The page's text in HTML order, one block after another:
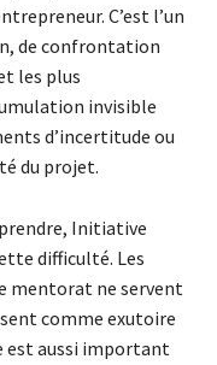
C’est l’un
de confrontation
les plus
invisible
d’incertitude ou
du projet.
Initiative
difficulté. Les
mentorat ne servent
comme exutoire
est aussi important